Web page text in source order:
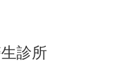
診所